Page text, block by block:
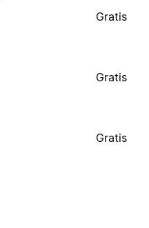
Gratis
Gratis
Gratis